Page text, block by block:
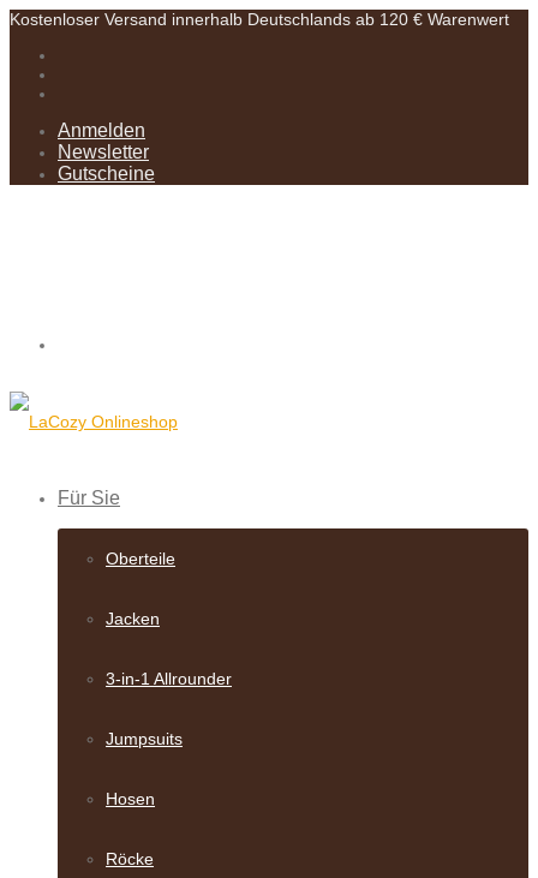
Kostenloser Versand innerhalb Deutschlands ab 120 € Warenwert
Anmelden
Newsletter
Gutscheine
Für Sie
Oberteile
Jacken
3-in-1 Allrounder
Jumpsuits
Hosen
Röcke